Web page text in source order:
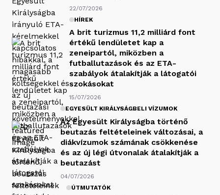
22/07/2026
HÍREK
A brit turizmus 11,2 milliárd font
értékű lendületet kap a
zeneipartól, miközben a
futballutazások és az ETA-
szabályok átalakítják a látogatói
szokásokat
15/07/2026
EGYESÜLT KIRÁLYSÁGBELI VÍZUMOK
Az Egyesült Királyságba történő
beutazás feltételeinek változásai, a
diákvízumok számának csökkenése
és az új légi útvonalak átalakítják a
beutazást
04/07/2026
ÚTMUTATÓK